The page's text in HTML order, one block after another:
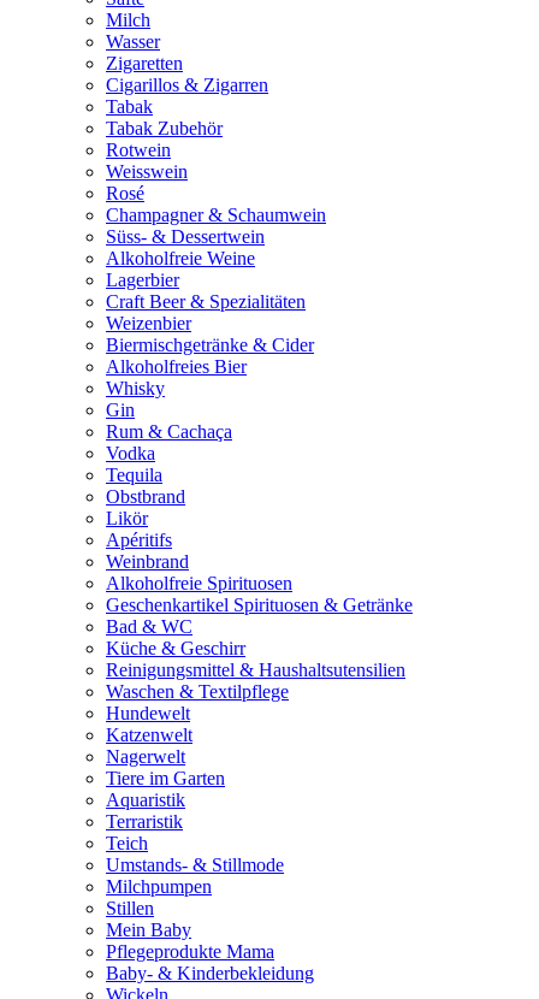
Milch
Wasser
Zigaretten
Cigarillos & Zigarren
Tabak
Tabak Zubehör
Rotwein
Weisswein
Rosé
Champagner & Schaumwein
Süss- & Dessertwein
Alkoholfreie Weine
Lagerbier
Craft Beer & Spezialitäten
Weizenbier
Biermischgetränke & Cider
Alkoholfreies Bier
Whisky
Gin
Rum & Cachaça
Vodka
Tequila
Obstbrand
Likör
Apéritifs
Weinbrand
Alkoholfreie Spirituosen
Geschenkartikel Spirituosen & Getränke
Bad & WC
Küche & Geschirr
Reinigungsmittel & Haushaltsutensilien
Waschen & Textilpflege
Hundewelt
Katzenwelt
Nagerwelt
Tiere im Garten
Aquaristik
Terraristik
Teich
Umstands- & Stillmode
Milchpumpen
Stillen
Mein Baby
Pflegeprodukte Mama
Baby- & Kinderbekleidung
Wickeln